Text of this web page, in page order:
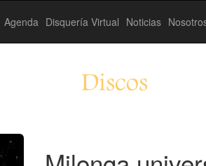
Agenda Disquería Virtual Noticias
Discos